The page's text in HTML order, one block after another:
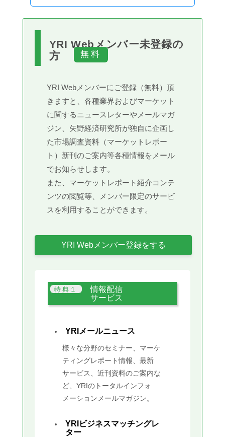
YRI Webメンバー未登録の
方
YRI Webメンバーにご登録（無料）頂
きますと、各種業界およびマーケット
に関するニュースレターやメールマガ
ジン、矢野経済研究所が独自に企画し
た市場調査資料（マーケットレポー
ト）新刊のご案内等各種情報をメール
でお知らせします。
また、マーケットレポート紹介コンテ
ンツの閲覧等、メンバー限定のサービ
スを利用することができます。
YRI Webメンバー登録をする
情報配信
サービス
YRIメールニュース
様々な分野のセミナー、マーケ
ティングレポート情報、最新
サービス、近刊資料のご案内な
ど、YRIのトータルインフォ
メーションメールマガジン。
YRIビジネスマッチングレ
ター